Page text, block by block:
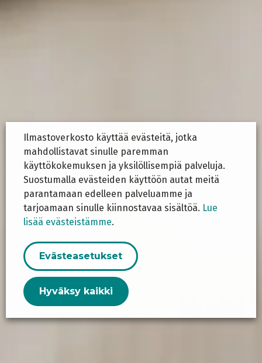
Ilmastoverkosto käyttää evästeitä, jotka
mahdollistavat sinulle paremman
käyttökokemuksen ja yksilöllisempiä palveluja.
Suostumalla evästeiden käyttöön autat meitä
parantamaan edelleen palveluamme ja
tarjoamaan sinulle kiinnostavaa sisältöä. Lue
lisää evästeistämme.
Evästeasetukset
Hyväksy kaikki